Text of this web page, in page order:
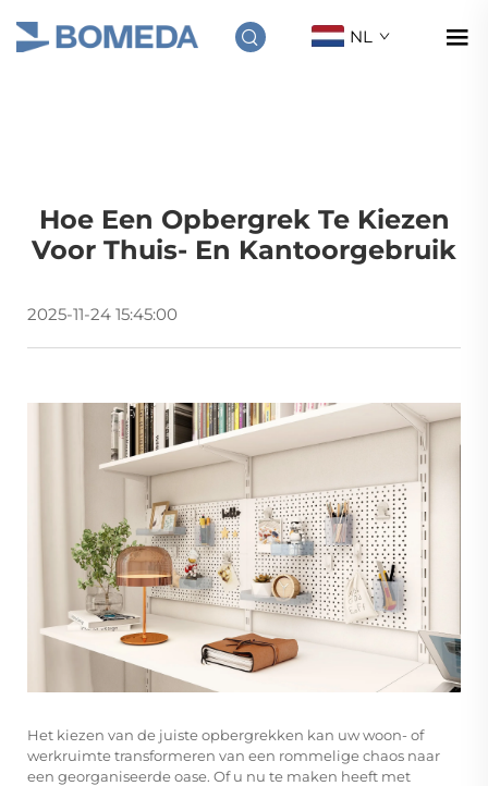
NL
Hoe Een Opbergrek Te Kiezen
Voor Thuis- En Kantoorgebruik
2025-11-24 15:45:00
Het kiezen van de juiste opbergrekken kan uw woon- of
werkruimte transformeren van een rommelige chaos naar
een georganiseerde oase. Of u nu te maken heeft met